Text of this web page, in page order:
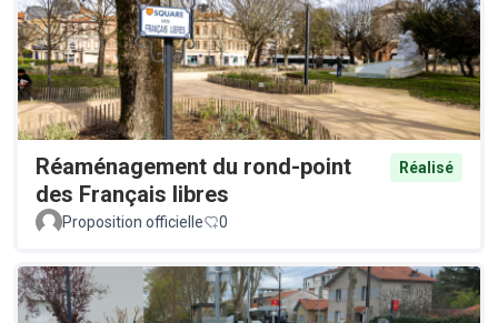
Réaménagement du rond-point
des Français libres
Réalisé
Proposition officielle 0